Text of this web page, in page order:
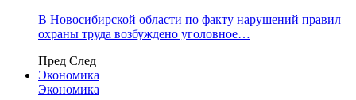
В Новосибирской области по факту нарушений правил
охраны труда возбуждено уголовное…
Пред След
Экономика
Экономика